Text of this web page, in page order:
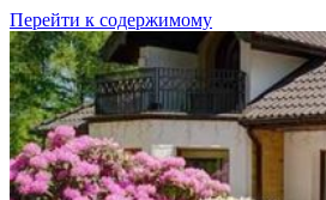
Перейти к содержимому